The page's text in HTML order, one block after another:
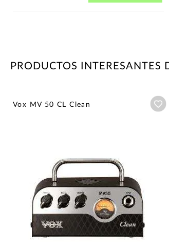
PRODUCTOS INTERESANTES
Vox MV 50 CL Clean